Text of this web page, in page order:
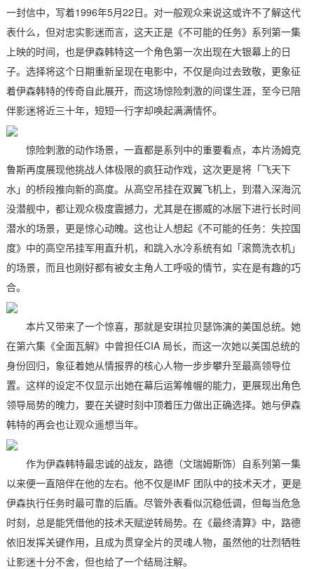
一封信中，写着1996年5月22日。对一般观众来说这或许不了解这代
表什么，但对忠实影迷而言，这天正是《不可能的任务》系列第一集
上映的时间，也是伊森韩特这一个角色第一次出现在大银幕上的日
子。选择将这个日期重新呈现在电影中，不仅是向过去致敬，更象征
着伊森韩特的传奇自此展开，而这场惊险刺激的间谍生涯，至今已陪
伴影迷将近三十年，短短一行字却唤起满满情怀。
惊险刺激的动作场景，一直都是系列中的重要看点，本片汤姆克
鲁斯再度展现他挑战人体极限的疯狂动作戏，这次更是将「飞天下
水」的桥段推向新的高度。从高空吊挂在双翼飞机上，到潜入深海沉
没潜舰中，都让观众极度震撼力，尤其是在挪威的冰层下进行长时间
潜水的场景，更是惊心动魄。这也让人想起《不可能的任务：失控国
度》中的高空吊挂军用直升机，和跳入水冷系统有如「滚筒洗衣机」
的场景，而且也刚好都有被女主角人工呼吸的情节，实在是有趣的巧
合。
本片又带来了一个惊喜，那就是安琪拉贝瑟饰演的美国总统。她
在第六集《全面瓦解》中曾担任CIA 局长，而这一次她以美国总统的
身份回归，象征着她从情报界的核心人物一步步攀升至最高领导位
置。这样的设定不仅显示出她在幕后运筹帷幄的能力，更展现出角色
领导局势的魄力，要在关键时刻中顶着压力做出正确选择。她与伊森
韩特的再会也让观众遥想当年。
作为伊森韩特最忠诚的战友，路德（文瑞姆斯饰）自系列第一集
以来便一直陪伴在他的左右。他不仅是IMF 团队中的技术天才，更是
伊森执行任务时最可靠的后盾。尽管外表看似沉稳低调，但每当危急
时刻，总是能凭借他的技术天赋逆转局势。在《最终清算》中，路德
依旧发挥关键作用，且成为贯穿全片的灵魂人物，虽然他的壮烈牺牲
让影迷十分不舍，但也给了一个结局注解。